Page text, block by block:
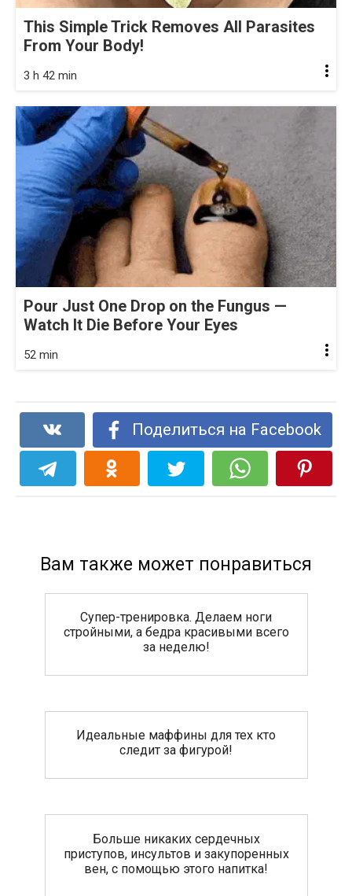
This Simple Trick Removes All Parasites
From Your Body!
3 h 42 min
Pour Just One Drop on the Fungus —
Watch It Die Before Your Eyes
52 min
Поделиться на Facebook
Вам также может понравиться
Супер-тренировка. Делаем ноги
стройными, а бедра красивыми всего
за неделю!
Идеальные маффины для тех кто
следит за фигурой!
Больше никаких сердечных
приступов, инсультов и закупоренных
вен, с помощью этого напитка!